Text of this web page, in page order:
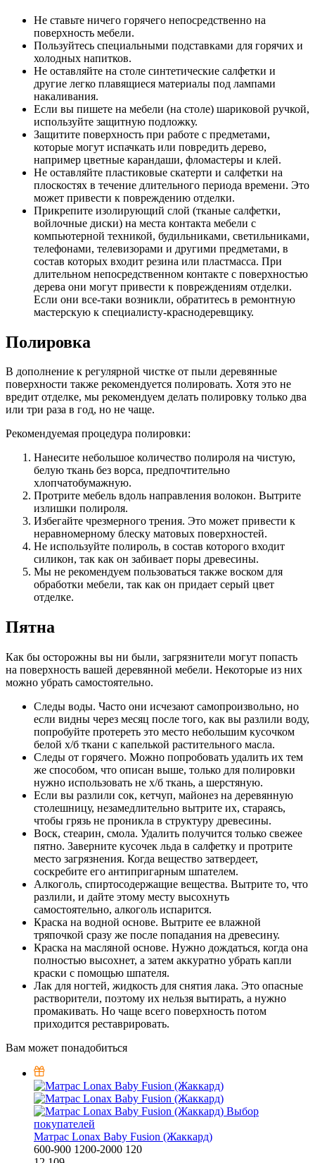
Не ставьте ничего горячего непосредственно на
поверхность мебели.
Пользуйтесь специальными подставками для горячих и
холодных напитков.
Не оставляйте на столе синтетические салфетки и
другие легко плавящиеся материалы под лампами
накаливания.
Если вы пишете на мебели (на столе) шариковой ручкой,
используйте защитную подложку.
Защитите поверхность при работе с предметами,
которые могут испачкать или повредить дерево,
например цветные карандаши, фломастеры и клей.
Не оставляйте пластиковые скатерти и салфетки на
плоскостях в течение длительного периода времени. Это
может привести к повреждению отделки.
Прикрепите изолирующий слой (тканые салфетки,
войлочные диски) на места контакта мебели с
компьютерной техникой, будильниками, светильниками,
телефонами, телевизорами и другими предметами, в
состав которых входит резина или пластмасса. При
длительном непосредственном контакте с поверхностью
дерева они могут привести к повреждениям отделки.
Если они все-таки возникли, обратитесь в ремонтную
мастерскую к специалисту-краснодеревщику.
Полировка
В дополнение к регулярной чистке от пыли деревянные
поверхности также рекомендуется полировать. Хотя это не
вредит отделке, мы рекомендуем делать полировку только два
или три раза в год, но не чаще.
Рекомендуемая процедура полировки:
Нанесите небольшое количество полироля на чистую,
белую ткань без ворса, предпочтительно
хлопчатобумажную.
Протрите мебель вдоль направления волокон. Вытрите
излишки полироля.
Избегайте чрезмерного трения. Это может привести к
неравномерному блеску матовых поверхностей.
Не используйте полироль, в состав которого входит
силикон, так как он забивает поры древесины.
Мы не рекомендуем пользоваться также воском для
обработки мебели, так как он придает серый цвет
отделке.
Пятна
Как бы осторожны вы ни были, загрязнители могут попасть
на поверхность вашей деревянной мебели. Некоторые из них
можно убрать самостоятельно.
Следы воды. Часто они исчезают самопроизвольно, но
если видны через месяц после того, как вы разлили воду,
попробуйте протереть это место небольшим кусочком
белой х/б ткани с капелькой растительного масла.
Следы от горячего. Можно попробовать удалить их тем
же способом, что описан выше, только для полировки
нужно использовать не х/б ткань, а шерстяную.
Если вы разлили сок, кетчуп, майонез на деревянную
столешницу, незамедлительно вытрите их, стараясь,
чтобы грязь не проникла в структуру древесины.
Воск, стеарин, смола. Удалить получится только свежее
пятно. Заверните кусочек льда в салфетку и протрите
место загрязнения. Когда вещество затвердеет,
соскребите его антипригарным шпателем.
Алкоголь, спиртосодержащие вещества. Вытрите то, что
разлили, и дайте этому месту высохнуть
самостоятельно, алкоголь испарится.
Краска на водной основе. Вытрите ее влажной
тряпочкой сразу же после попадания на древесину.
Краска на масляной основе. Нужно дождаться, когда она
полностью высохнет, а затем аккуратно убрать капли
краски с помощью шпателя.
Лак для ногтей, жидкость для снятия лака. Это опасные
растворители, поэтому их нельзя вытирать, а нужно
промакивать. Но чаще всего поверхность потом
приходится реставрировать.
Вам может понадобиться
Выбор
покупателей
Матрас Lonax Baby Fusion (Жаккард)
600-900 1200-2000 120